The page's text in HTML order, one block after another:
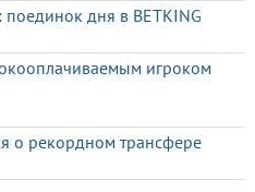
дня в BETKING
игроком
о рекордном трансфере